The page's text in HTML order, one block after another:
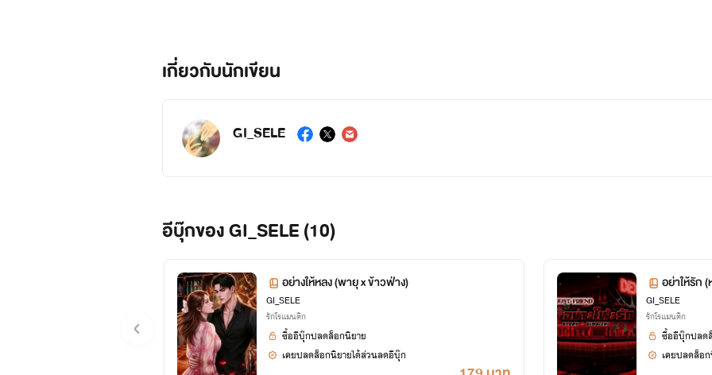
เกี่ยวกับนักเขียน
GI_SELE
อีบุ๊กของ GI_SELE (10)
อย่างให้หลง (พายุ x ข้าวฟ่าง)
GI_SELE
รักโรแมนติก
ซื้ออีบุ๊กปลดล็อกนิยาย
เคยปลดล็อกนิยายได้ส่วนลดอีบุ๊ก
อย่าให้รัก
GI_SELE
รักโรแมนติก
ซื้ออีบุ๊กปลด
เคยปลดล็อ